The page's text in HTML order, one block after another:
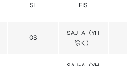
SL FIS
GS
SAJ-A（YH
除く）